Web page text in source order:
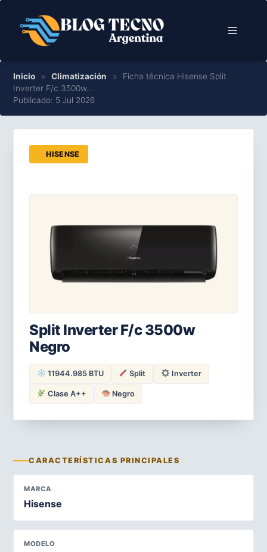
contenido
Menú
Inicio » Climatización »
Ficha técnica Hisense Split
Inverter F/c 3500w…
Publicado: 5 Jul 2026
HISENSE
Split Inverter F/c 3500w
Negro
11944.985 BTU Split Inverter
Clase A++ Negro
CARACTERÍSTICAS PRINCIPALES
MARCA
Hisense
MODELO